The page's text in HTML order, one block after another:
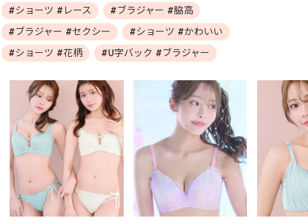
#ショーツ #レース
#ブラジャー #脇高
#ブラジャー #セクシー
#ショーツ #かわいい
#ショーツ #花柄
#U字バック #ブラジャー